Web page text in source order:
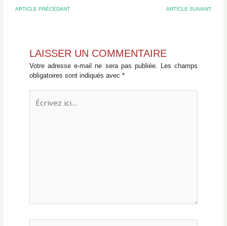
ARTICLE PRÉCÉDANT ARTICLE SUIVANT
LAISSER UN COMMENTAIRE
Votre adresse e-mail ne sera pas publiée. Les champs
obligatoires sont indiqués avec *
ici…